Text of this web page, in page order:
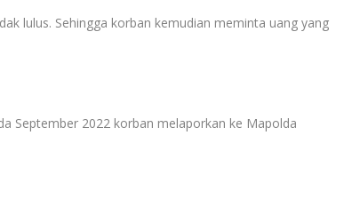
lulus. Sehingga korban kemudian meminta uang yang
September 2022 korban melaporkan ke Mapolda